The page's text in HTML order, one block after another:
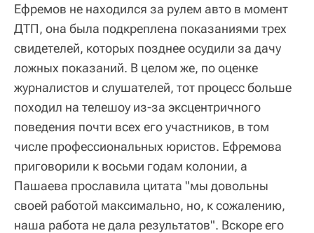
Ефремов не находился за рулем авто в момент
ДТП, она была подкреплена показаниями трех
свидетелей, которых позднее осудили за дачу
ложных показаний. В целом же, по оценке
журналистов и слушателей, тот процесс больше
походил на телешоу из-за эксцентричного
поведения почти всех его участников, в том
числе профессиональных юристов. Ефремова
приговорили к восьми годам колонии, а
Пашаева прославила цитата "мы довольны
своей работой максимально, но, к сожалению,
наша работа не дала результатов". Вскоре его